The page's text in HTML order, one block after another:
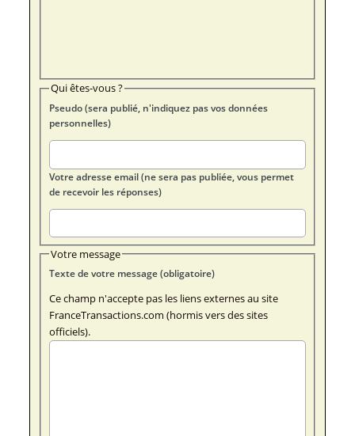
Qui êtes-vous ?
Pseudo (sera publié, n'indiquez pas vos données
personnelles)
Votre adresse email (ne sera pas publiée, vous permet
de recevoir les réponses)
Votre message
Texte de votre message (obligatoire)
Ce champ n'accepte pas les liens externes au site
FranceTransactions.com (hormis vers des sites
officiels).